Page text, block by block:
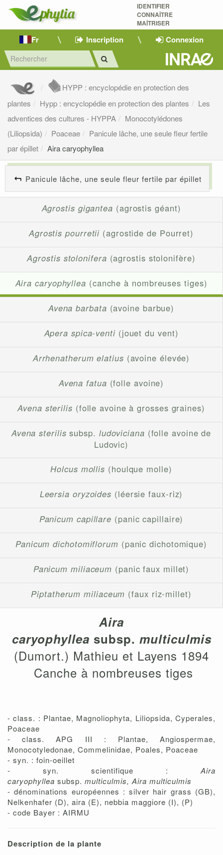
IDENTIFIER
CONNAÎTRE
MAÎTRISER
Fr Inscription Connexion
HYPP : encyclopédie en protection des
plantes
Hypp : encyclopédie en protection des plantes
Les
adventices des cultures - HYPPA
Monocotylédones
(Liliopsida)
Poaceae
Panicule lâche, une seule fleur fertile
par épillet
Aira caryophyllea
Panicule lâche, une seule fleur fertile par épillet
Agrostis gigantea (agrostis géant)
Agrostis pourretii (agrostide de Pourret)
Agrostis stolonifera (agrostis stolonifère)
Aira caryophyllea (canche à nombreuses tiges)
Avena barbata (avoine barbue)
Apera spica-venti(jouet du vent)
Arrhenatherum elatius (avoine élevée)
Avena fatua (folle avoine)
Avena sterilis (folle avoine à grosses graines)
Avena sterilis subsp. ludoviciana (folle avoine de
Ludovic)
Holcus mollis (houlque molle)
Leersia oryzoides (léersie faux-riz)
Panicum capillare (panic capillaire)
Panicum dichotomiflorum (panic dichotomique)
Panicum miliaceum (panic faux millet)
Piptatherum miliaceum (faux riz-millet)
Aira
caryophyllea subsp. multiculmis
(Dumort.) Mathieu et Layens 1894
Canche à nombreuses tiges
- class. : Plantae, Magnoliophyta, Liliopsida, Cyperales,
Poaceae
- class. APG III : Plantae, Angiospermae,
Monocotyledonae, Commelinidae, Poales, Poaceae
- syn. : foin-oeillet
- syn. scientifique :Aira
caryophyllea subsp. multiculmis, Aira multiculmis
- dénominations européennes : silver hair grass (GB),
Nelkenhafer (D), aira (E), nebbia maggiore (I), (P)
- code Bayer : AIRMU
Description de la plante